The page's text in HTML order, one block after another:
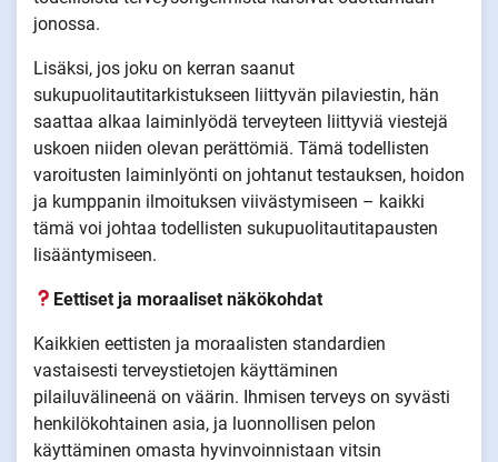
jonossa.
Lisäksi, jos joku on kerran saanut
sukupuolitautitarkistukseen liittyvän pilaviestin, hän
saattaa alkaa laiminlyödä terveyteen liittyviä viestejä
uskoen niiden olevan perättömiä. Tämä todellisten
varoitusten laiminlyönti on johtanut testauksen, hoidon
ja kumppanin ilmoituksen viivästymiseen – kaikki
tämä voi johtaa todellisten sukupuolitautitapausten
lisääntymiseen.
Eettiset ja moraaliset näkökohdat
Kaikkien eettisten ja moraalisten standardien
vastaisesti terveystietojen käyttäminen
pilailuvälineenä on väärin. Ihmisen terveys on syvästi
henkilökohtainen asia, ja luonnollisen pelon
käyttäminen omasta hyvinvoinnistaan vitsin